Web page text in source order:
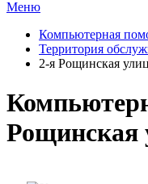
Меню
Компьютерная
Территория
2-я Рощинская
Рощинская